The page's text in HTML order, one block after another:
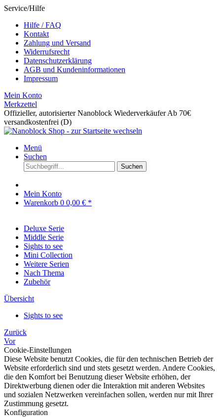
Service/Hilfe
Hilfe / FAQ
Kontakt
Zahlung und Versand
Widerrufsrecht
Datenschutzerklärung
AGB und Kundeninformationen
Impressum
Mein Konto
Merkzettel
Offizieller, autorisierter Nanoblock WiederverkäuferAb 70€
versandkostenfrei (D)
Menü
Suchen
Suchen
Mein Konto
Warenkorb 0 0,00 € *
Deluxe Serie
Middle Serie
Sights to see
Mini Collection
Weitere Serien
Nach Thema
Zubehör
Übersicht
Sights to see
Zurück
Vor
Cookie-Einstellungen
Diese Website benutzt Cookies, die für den technischen Betrieb der
Website erforderlich sind und stets gesetzt werden. Andere Cookies,
die den Komfort bei Benutzung dieser Website erhöhen, der
Direktwerbung dienen oder die Interaktion mit anderen Websites
und sozialen Netzwerken vereinfachen sollen, werden nur mit Ihrer
Zustimmung gesetzt.
Konfiguration